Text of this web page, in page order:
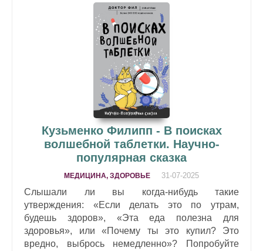
Кузьменко Филипп - В поисках
волшебной таблетки. Научно-
популярная сказка
МЕДИЦИНА, ЗДОРОВЬЕ 31-07-2025
Слышали ли вы когда-нибудь такие
утверждения: «Если делать это по утрам,
будешь здоров», «Эта еда полезна для
здоровья», или «Почему ты это купил? Это
вредно, выбрось немедленно»? Попробуйте